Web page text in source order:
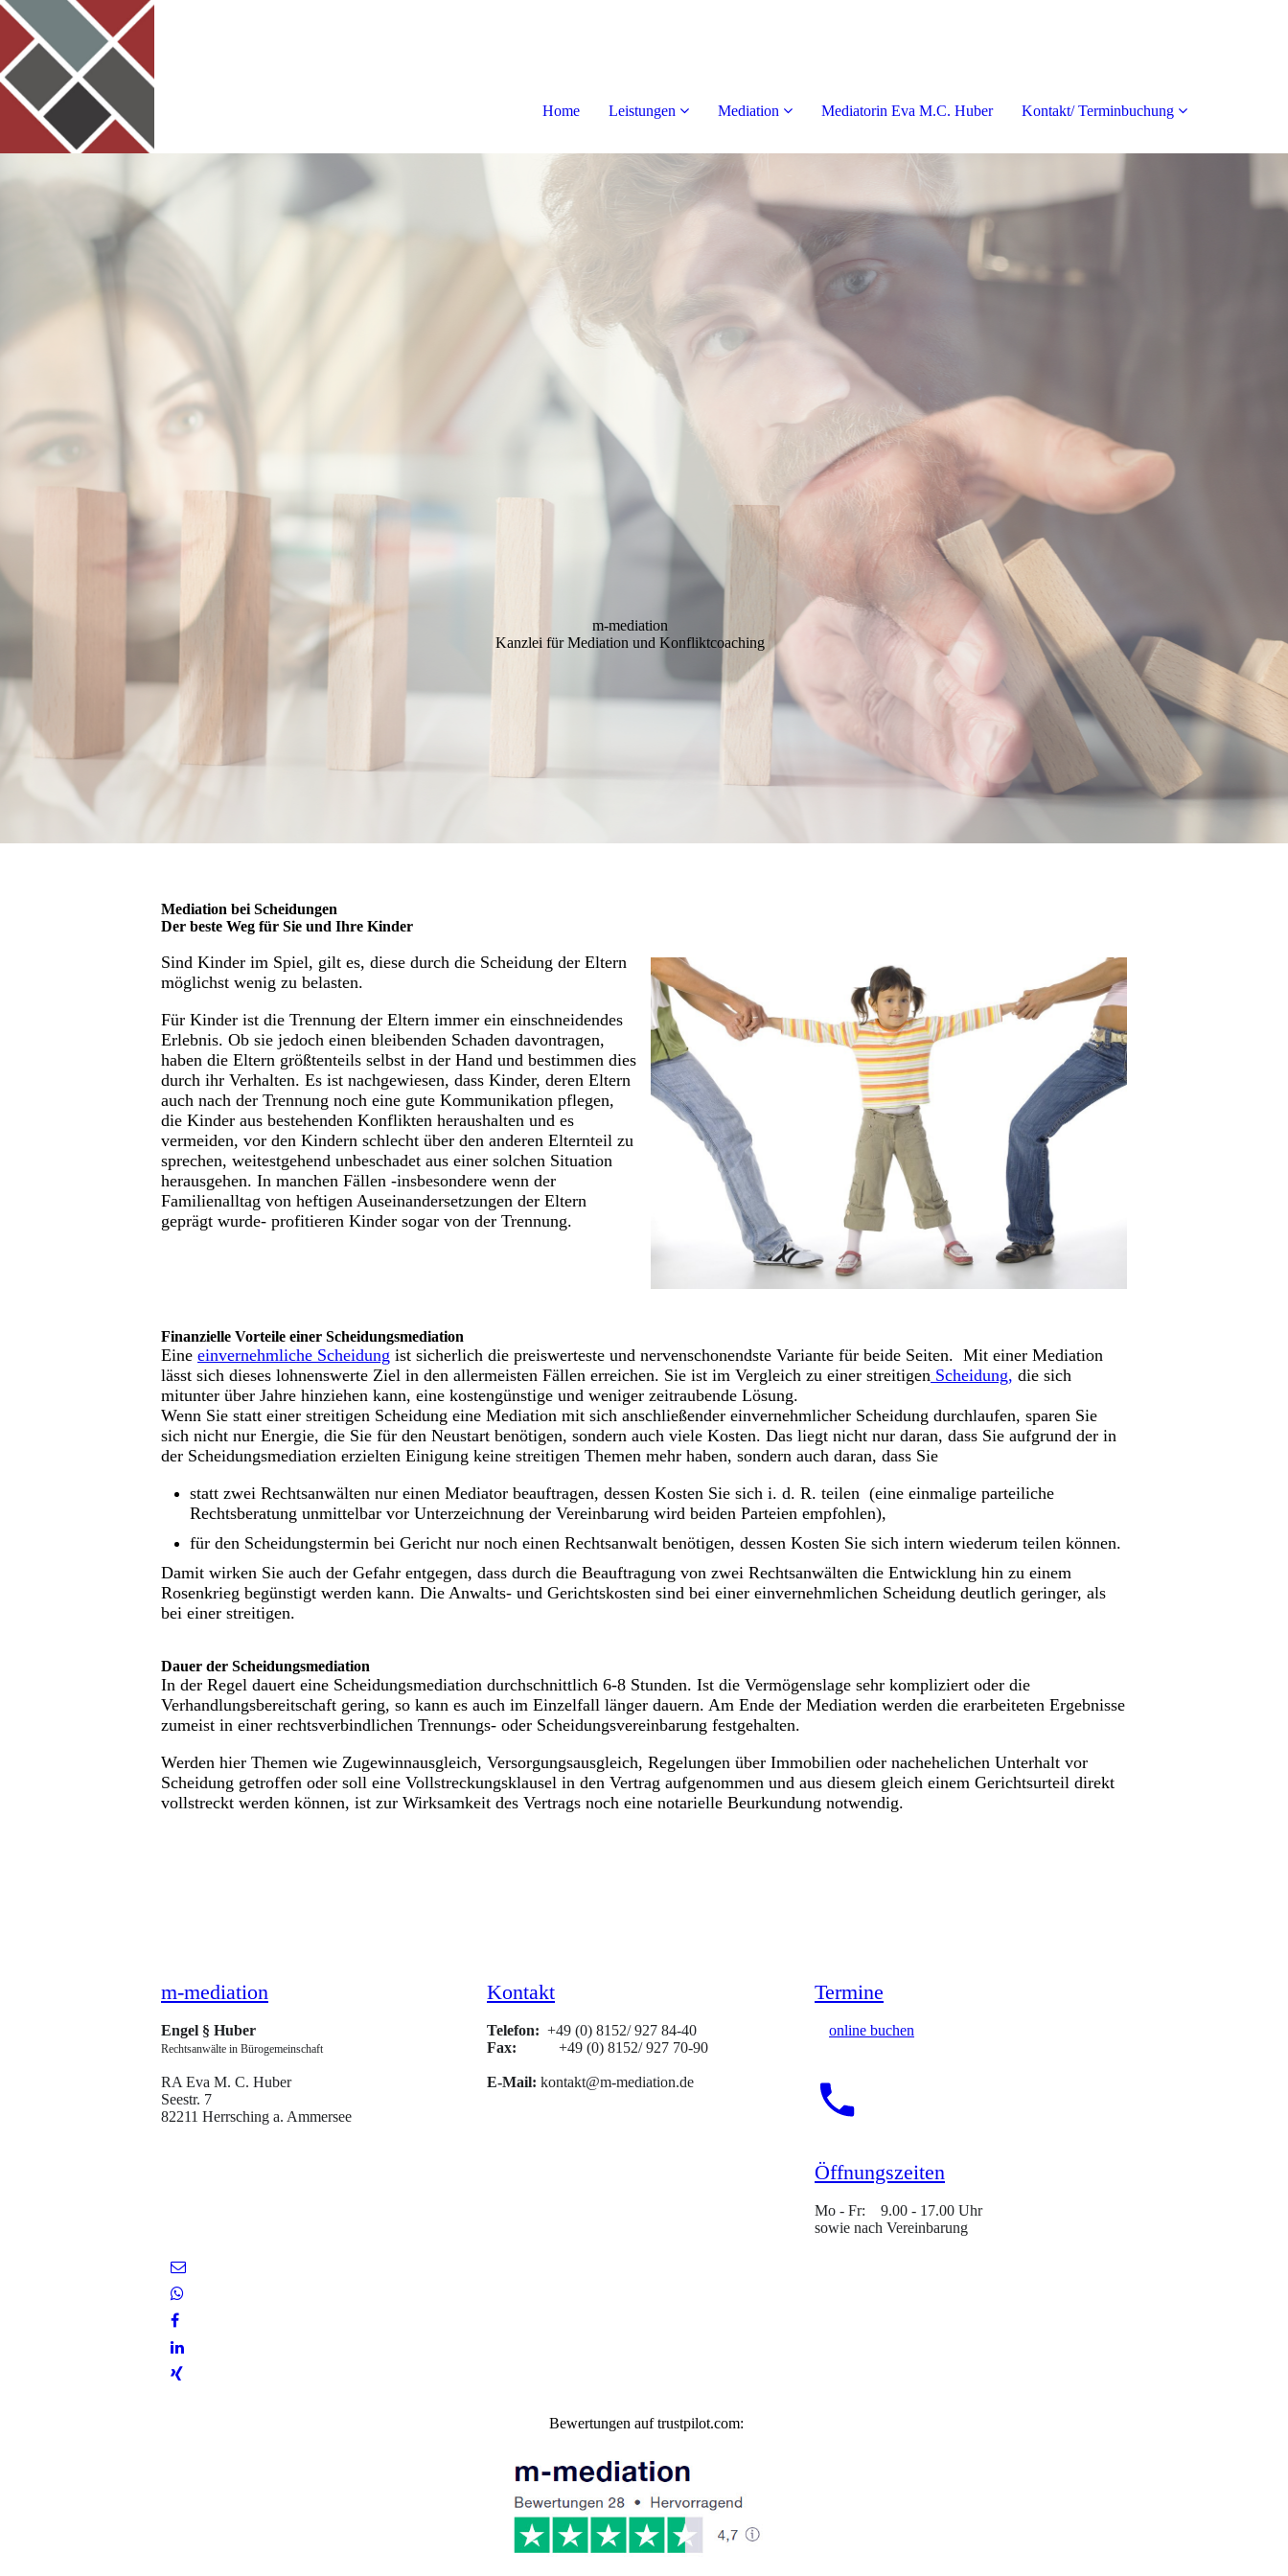
Home Leistungen Mediation Mediatorin Eva M.C. Huber Kontakt/ Terminbuchung
m-mediation
Kanzlei für Mediation und Konfliktcoaching ­
Mediation bei Scheidungen
Der beste Weg für Sie und Ihre Kinder
Sind Kinder im Spiel, gilt es, diese durch die Scheidung der Eltern
möglichst wenig zu belasten.
Für Kinder ist die Trennung der Eltern immer ein einschneidendes
Erlebnis. Ob sie jedoch einen bleibenden Schaden davontragen,
haben die Eltern größtenteils selbst in der Hand und bestimmen dies
durch ihr Verhalten. Es ist nachgewiesen, dass Kinder, deren Eltern
auch nach der Trennung noch eine gute Kommunikation pflegen,
die Kinder aus bestehenden Konflikten heraushalten und es
vermeiden, vor den Kindern schlecht über den anderen Elternteil zu
sprechen, weitestgehend unbeschadet aus einer solchen Situation
herausgehen. In manchen Fällen -insbesondere wenn der
Familienalltag von heftigen Auseinandersetzungen der Eltern
geprägt wurde- profitieren Kinder sogar von der Trennung.
Finanzielle Vorteile einer Scheidungsmediation
Eine einvernehmliche Scheidung ist sicherlich die preiswerteste und nervenschonendste Variante für beide Seiten. Mit einer Mediation
lässt sich dieses lohnenswerte Ziel in den allermeisten Fällen erreichen. Sie ist im Vergleich zu einer streitigen Scheidung, die sich
mitunter über Jahre hinziehen kann, eine kostengünstige und weniger zeitraubende Lösung.
Wenn Sie statt einer streitigen Scheidung eine Mediation mit sich anschließender einvernehmlicher Scheidung durchlaufen, sparen Sie
sich nicht nur Energie, die Sie für den Neustart benötigen, sondern auch viele Kosten. Das liegt nicht nur daran, dass Sie aufgrund der in
der Scheidungsmediation erzielten Einigung keine streitigen Themen mehr haben, sondern auch daran, dass Sie
statt zwei Rechtsanwälten nur einen Mediator beauftragen, dessen Kosten Sie sich i. d. R. teilen (eine einmalige parteiliche
Rechtsberatung unmittelbar vor Unterzeichnung der Vereinbarung wird beiden Parteien empfohlen),
für den Scheidungstermin bei Gericht nur noch einen Rechtsanwalt benötigen, dessen Kosten Sie sich intern wiederum teilen können.
Damit wirken Sie auch der Gefahr entgegen, dass durch die Beauftragung von zwei Rechtsanwälten die Entwicklung hin zu einem
Rosenkrieg begünstigt werden kann. Die Anwalts- und Gerichtskosten sind bei einer einvernehmlichen Scheidung deutlich geringer, als
bei einer streitigen.
Dauer der Scheidungsmediation
In der Regel dauert eine Scheidungsmediation durchschnittlich 6-8 Stunden. Ist die Vermögenslage sehr kompliziert oder die
Verhandlungsbereitschaft gering, so kann es auch im Einzelfall länger dauern. Am Ende der Mediation werden die erarbeiteten Ergebnisse
zumeist in einer rechtsverbindlichen Trennungs- oder Scheidungsvereinbarung festgehalten.
Werden hier Themen wie Zugewinnausgleich, Versorgungsausgleich, Regelungen über Immobilien oder nachehelichen Unterhalt vor
Scheidung getroffen oder soll eine Vollstreckungsklausel in den Vertrag aufgenommen und aus diesem gleich einem Gerichtsurteil direkt
vollstreckt werden können, ist zur Wirksamkeit des Vertrags noch eine notarielle Beurkundung notwendig.
m-mediation
Engel § Huber­
Rechtsanwälte in Bürogemeinschaft
RA Eva M. C. Huber
Seestr. 7
82211 Herrsching a. Ammersee
Kontakt
Telefon: +49 (0) 8152/ 927 84-40
Fax: +49 (0) 8152/ 927 70-90
E-Mail: kontakt@m-mediation.de
Termine
online buchen
Öffnungszeiten
Mo - Fr: 9.00 - 17.00 Uhr
sowie nach Vereinbarung
Bewertungen auf trustpilot.com: